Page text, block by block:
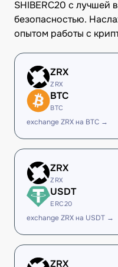
SHIBERC20 с лучшей
безопасностью.
опытом работы с
ZRX
ZRX
BTC
BTC
exchange ZRX на BTC →
ZRX
ZRX
USDT
ERC20
exchange ZRX на USDT →
ZRX